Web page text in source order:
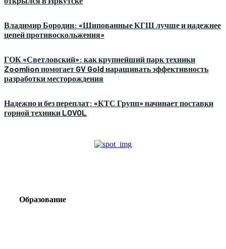
Владимир Бородин: «Шипованные КГШ лучше и надежнее
цепей противоскольжения»
ГОК «Светловский»: как крупнейший парк техники
Zoomlion помогает GV Gold наращивать эффективность
разработки месторождения
Надежно и без переплат: «КТС Групп» начинает поставки
горной техники LOVOL
Образование